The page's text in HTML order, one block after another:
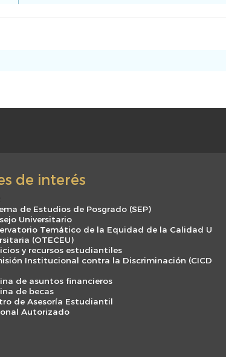
de interés
de Estudios de Posgrado (SEP)
Universitario
Temático de la Equidad de la Calidad U
(OTECEU)
y recursos estudiantiles
Institucional contra la Discriminación (CICD
de asuntos financieros
de becas
de Asesoría Estudiantil
Autorizado